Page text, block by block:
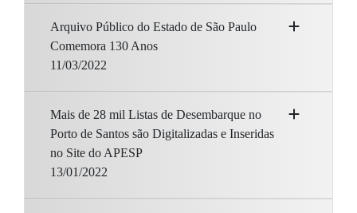
Arquivo Público do Estado de São Paulo
Comemora 130 Anos
11/03/2022
Mais de 28 mil Listas de Desembarque no
Porto de Santos são Digitalizadas e Inseridas
no Site do APESP
13/01/2022